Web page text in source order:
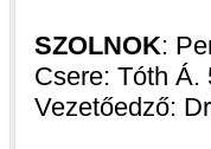
SZOLNOK:
Csere: Tóth Á.
Vezetőedző: